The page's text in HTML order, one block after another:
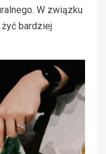
W związku
bardziej